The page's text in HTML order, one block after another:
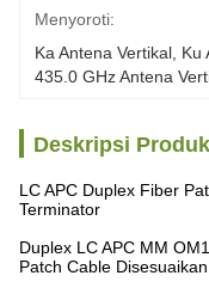
Menyoroti:
Ka Antena Vertikal Ku
435.0 GHz Antena
Deskripsi Produk
LC APC Duplex Fiber
Terminator
Duplex LC APC MM
Patch Cable